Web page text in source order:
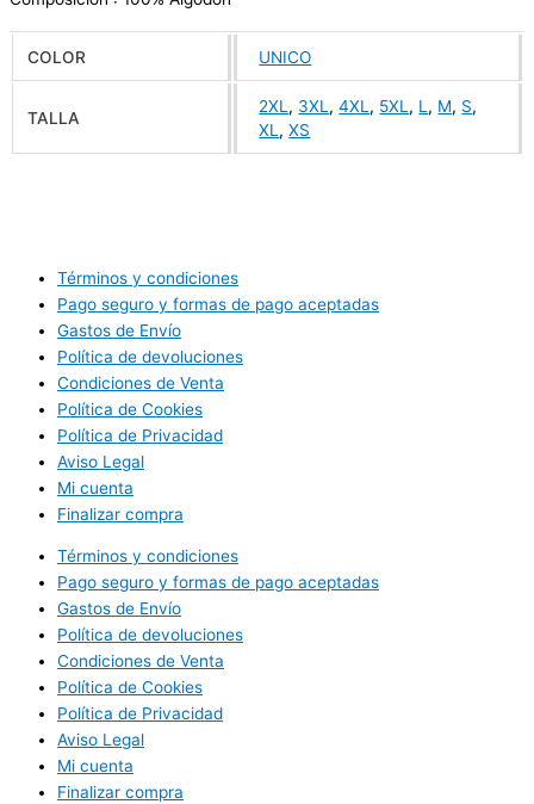
COLOR UNICO
TALLA
2XL, 3XL,4XL, 5XL, L, M, S,
XL,XS
Términos y condiciones
Pago seguro y formas de pago aceptadas
Gastos de Envío
Política de devoluciones
Condiciones de Venta
Política de Cookies
Política de Privacidad
Aviso Legal
Mi cuenta
Finalizar compra
Términos y condiciones
Pago seguro y formas de pago aceptadas
Gastos de Envío
Política de devoluciones
Condiciones de Venta
Política de Cookies
Política de Privacidad
Aviso Legal
Mi cuenta
Finalizar compra